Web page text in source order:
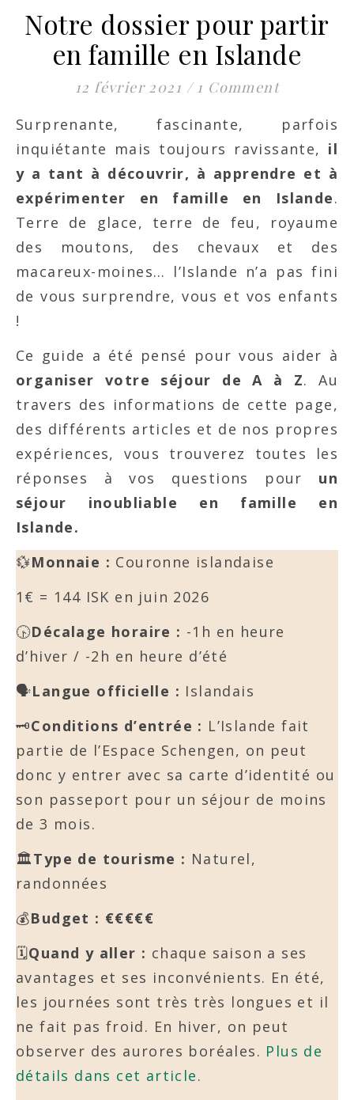
Notre dossier pour partir
en famille en Islande
12 février 2021 / 1 Comment
Surprenante, fascinante, parfois
inquiétante mais toujours ravissante, il
y a tant à découvrir, à apprendre et à
expérimenter en famille en Islande.
Terre de glace, terre de feu, royaume
des moutons, des chevaux et des
macareux-moines… l’Islande n’a pas fini
de vous surprendre, vous et vos enfants
!
Ce guide a été pensé pour vous aider à
organiser votre séjour de A à Z. Au
travers des informations de cette page,
des différents articles et de nos propres
expériences, vous trouverez toutes les
réponses à vos questions pour un
séjour inoubliable en famille en
Islande.
💱Monnaie : Couronne islandaise
1€ = 144 ISK en juin 2026
🕟Décalage horaire : -1h en heure
d’hiver / -2h en heure d’été
🗣️Langue officielle : Islandais
🗝️Conditions d’entrée : L’Islande fait
partie de l’Espace Schengen, on peut
donc y entrer avec sa carte d’identité ou
son passeport pour un séjour de moins
de 3 mois.
🏛️Type de tourisme : Naturel,
randonnées
💰Budget : €€€€€
🗓️Quand y aller : chaque saison a ses
avantages et ses inconvénients. En été,
les journées sont très très longues et il
ne fait pas froid. En hiver, on peut
observer des aurores boréales. Plus de
détails dans cet article.